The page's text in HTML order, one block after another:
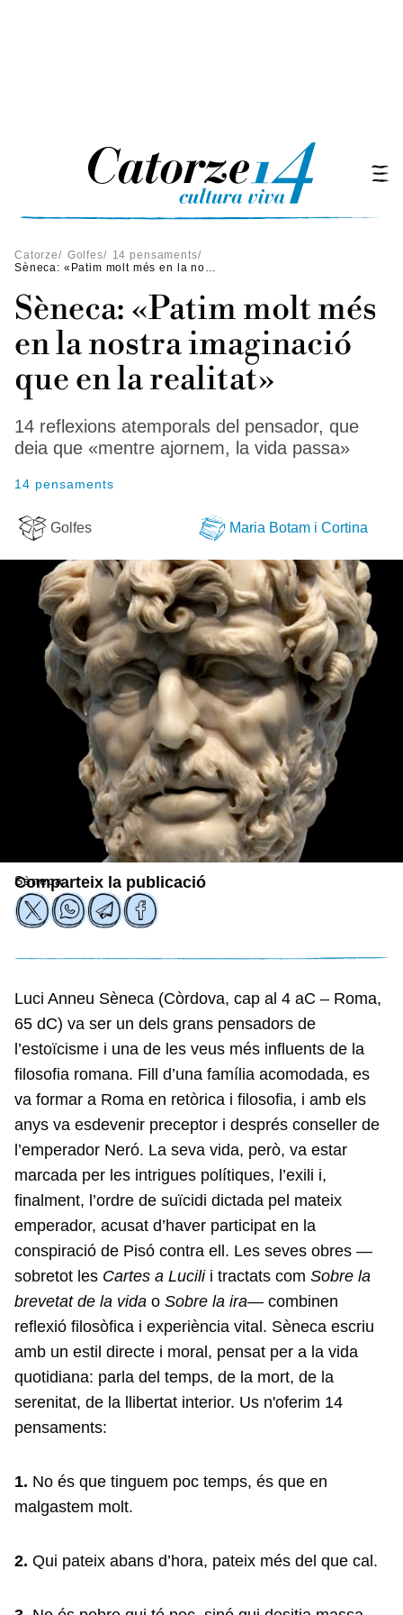
Catorze/ Golfes/ 14 pensaments/
Sèneca: «Patim molt més en la nostra imaginació que en la realitat»
Sèneca: «Patim molt més
en la nostra imaginació
que en la realitat»
14 reflexions atemporals del pensador, que
deia que «mentre ajornem, la vida passa»
14 pensaments
Golfes Maria Botam i Cortina
Sèneca
Comparteix la publicació
Luci Anneu Sèneca (Còrdova, cap al 4 aC – Roma,
65 dC) va ser un dels grans pensadors de
l’estoïcisme i una de les veus més influents de la
filosofia romana. Fill d’una família acomodada, es
va formar a Roma en retòrica i filosofia, i amb els
anys va esdevenir preceptor i després conseller de
l’emperador Neró. La seva vida, però, va estar
marcada per les intrigues polítiques, l’exili i,
finalment, l’ordre de suïcidi dictada pel mateix
emperador, acusat d’haver participat en la
conspiració de Pisó contra ell. Les seves obres —
sobretot les Cartes a Lucilii tractats com Sobre la
brevetat de la vida o Sobre la ira— combinen
reflexió filosòfica i experiència vital. Sèneca escriu
amb un estil directe i moral, pensat per a la vida
quotidiana: parla del temps, de la mort, de la
serenitat, de la llibertat interior. Us n'oferim 14
pensaments:
1. No és que tinguem poc temps, és que en
malgastem molt.
2. Qui pateix abans d’hora, pateix més del que cal.